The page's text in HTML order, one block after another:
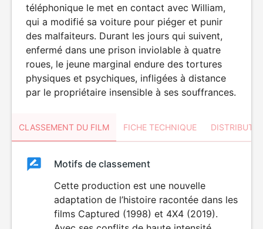
téléphonique le met en contact avec William,
qui a modifié sa voiture pour piéger et punir
des malfaiteurs. Durant les jours qui suivent,
enfermé dans une prison inviolable à quatre
roues, le jeune marginal endure des tortures
physiques et psychiques, infligées à distance
par le propriétaire insensible à ses souffrances.
CLASSEMENT DU FILM FICHE TECHNIQUE
ClassementClassement
VIOLENCE
LANGAGE
VULGAIRE
Motifs de classement
Cette production est une nouvelle
adaptation de l’histoire racontée dans les
films Captured (1998) et 4X4 (2019).